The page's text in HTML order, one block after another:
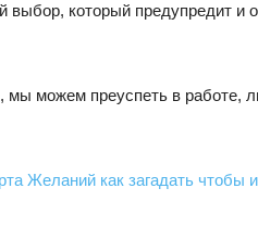
который предупредит и
мы можем преуспеть в работе,
Желаний как загадать чтобы